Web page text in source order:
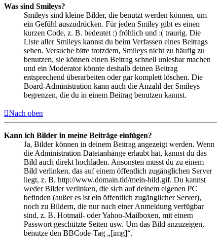
Was sind Smileys?
Smileys sind kleine Bilder, die benutzt werden können, um
ein Gefühl auszudrücken. Für jeden Smiley gibt es einen
kurzen Code, z. B. bedeutet :) fröhlich und :( traurig. Die
Liste aller Smileys kannst du beim Verfassen eines Beitrags
sehen. Versuche bitte trotzdem, Smileys nicht zu häufig zu
benutzen, sie können einen Beitrag schnell unlesbar machen
und ein Moderator könnte deshalb deinen Beitrag
entsprechend überarbeiten oder gar komplett löschen. Die
Board-Administration kann auch die Anzahl der Smileys
begrenzen, die du in einem Beitrag benutzen kannst.
Nach oben
Kann ich Bilder in meine Beiträge einfügen?
Ja, Bilder können in deinem Beitrag angezeigt werden. Wenn
die Administration Dateianhänge erlaubt hat, kannst du das
Bild auch direkt hochladen. Ansonsten musst du zu einem
Bild verlinken, das auf einem öffentlich zugänglichen Server
liegt, z. B. http://www.domain.tld/mein-bild.gif. Du kannst
weder Bilder verlinken, die sich auf deinem eigenen PC
befinden (außer es ist ein öffentlich zugänglicher Server),
noch zu Bildern, die nur nach einer Anmeldung verfügbar
sind, z. B. Hotmail- oder Yahoo-Mailboxen, mit einem
Passwort geschützte Seiten usw. Um das Bild anzuzeigen,
benutze den BBCode-Tag „[img]“.